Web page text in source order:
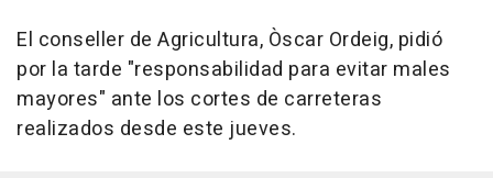
El conseller de Agricultura, Òscar Ordeig, pidió
por la tarde "responsabilidad para evitar males
mayores" ante los cortes de carreteras
realizados desde este jueves.